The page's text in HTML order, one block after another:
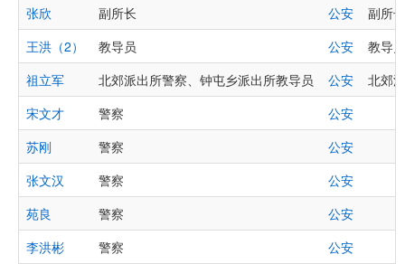
张欣
副所长 公安
副所
王洪（2）
教导员 公安
教导
祖立军
北郊派出所警察、钟屯乡派出所教导员 公安
北郊
宋文才
警察
公安
苏刚
警察
公安
张文汉
警察
公安
苑良
警察
公安
李洪彬
警察
公安